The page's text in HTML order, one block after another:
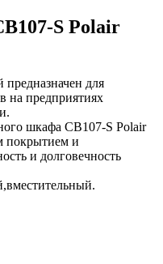
S Polair
для
на предприятиях
шкафа CB107-S Polair
покрытием и
и долговечность